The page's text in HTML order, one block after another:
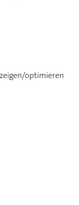
optimieren